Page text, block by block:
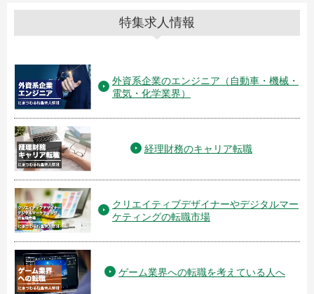
特集求人情報
外資系企業のエンジニア（自動車・機械・
電気・化学業界）
経理財務のキャリア転職
クリエイティブデザイナーやデジタルマー
ケティングの転職市場
ゲーム業界への転職を考えている人へ